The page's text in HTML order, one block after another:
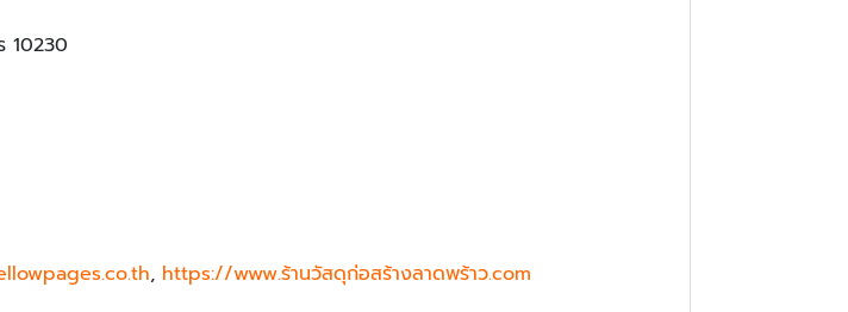
10230
, https://www.ร้านวัสดุก่อสร้างลาดพร้าว.com